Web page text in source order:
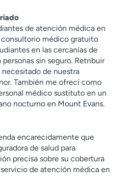
de atención médica en
médico gratuito
en las cercanías de
sin seguro. Retribuir
de nuestra
También me ofrecí como
médico sustituto en un
nocturno en Mount Evans.
encarecidamente que
de salud para
precisa sobre su cobertura
de atención médica en